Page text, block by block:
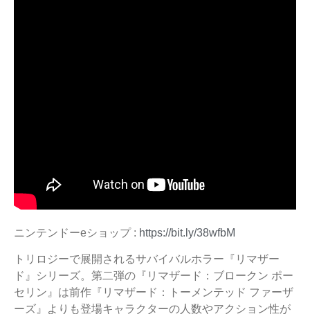
ニンテンドーeショップ : https://bit.ly/38wfbM
トリロジーで展開されるサバイバルホラー『リマザー
ド』シリーズ。第二弾の『リマザード：ブロークン ポー
セリン』は前作『リマザード：トーメンテッド ファーザ
ーズ』よりも登場キャラクターの人数やアクション性が